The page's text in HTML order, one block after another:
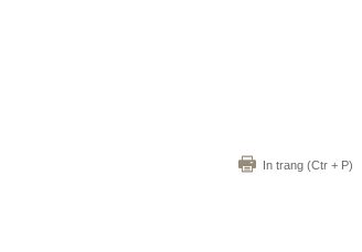
In trang (Ctr + P)